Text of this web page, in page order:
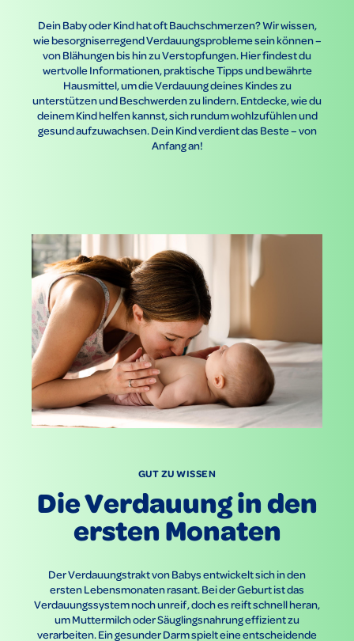
Dein Baby oder Kind hat oft Bauchschmerzen? Wir wissen,
wie besorgniserregend Verdauungsprobleme sein können –
von Blähungen bis hin zu Verstopfungen. Hier findest du
wertvolle Informationen, praktische Tipps und bewährte
Hausmittel, um die Verdauung deines Kindes zu
unterstützen und Beschwerden zu lindern. Entdecke, wie du
deinem Kind helfen kannst, sich rundum wohlzufühlen und
gesund aufzuwachsen. Dein Kind verdient das Beste – von
Anfang an!
GUT ZU WISSEN
Die Verdauung in den
ersten Monaten
Der Verdauungstrakt von Babys entwickelt sich in den
ersten Lebensmonaten rasant. Bei der Geburt ist das
Verdauungssystem noch unreif, doch es reift schnell heran,
um Muttermilch oder Säuglingsnahrung effizient zu
verarbeiten. Ein gesunder Darm spielt eine entscheidende